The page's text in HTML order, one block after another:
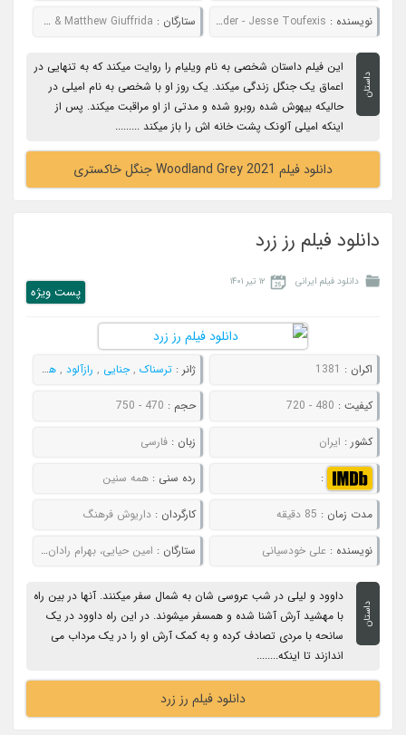
نویسنده : Adam Reider - Jesse Toufexis ستارگان : Jenny Raven & Ryan Blakely & Art Hindle & Matthew Giuffrida
داستان
این فیلم داستان شخصی به نام ویلیام را روایت میکند که به تنهایی در
اعماق یک جنگل زندگی میکند. یک روز او با شخصی به نام امیلی در
حالیکه بیهوش شده روبرو شده و مدتی از او مراقبت میکند. پس از
اینکه امیلی آلونک پشت خانه اش را باز میکند .........
دانلود فیلم Woodland Grey 2021 جنگل خاکستری
دانلود فیلم رز زرد
دانلود فیلم ایرانی ۱۲ تیر ۱۴۰۱
پست ويژه
اکران : 1381 ژانر : ترسناک ,جنایی , رازآلود , هیجان انگیز
کیفیت : 480 - 720 حجم : 470 - 750
کشور : ایران زبان : فارسی
: رده سنی : همه سنین
مدت زمان : 85 دقیقه کارگردان : داریوش فرهنگ
نویسنده :علی خودسیانی ستارگان : امین حیایی، بهرام رادان، حدیث فولادوند، مرجام محتشم و داریوش فرهنگ
داستان
داوود و لیلی در شب عروسی شان به شمال سفر میکنند. آنها در بین راه
با مهشید آرش آشنا شده و همسفر میشوند. در این راه داوود در یک
سانحه با مردی تصادف کرده و به کمک آرش او را در یک مرداب می
اندازند تا اینکه........
دانلود فیلم رز زرد